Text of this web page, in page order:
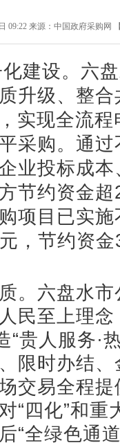
09:22来源： 中国政府采购网
建设。六
升级、整合
实现全流
采购。通
业投标成
节约资金
项目已实
，节约资
六盘水市
民至上理
“贵人服务·
限时办结
交易全程
“四化”和重
“全绿色通